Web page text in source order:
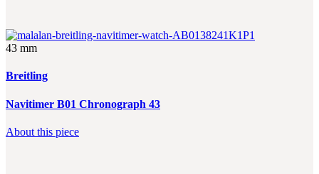
43 mm
Breitling
Navitimer B01 Chronograph 43
About this piece